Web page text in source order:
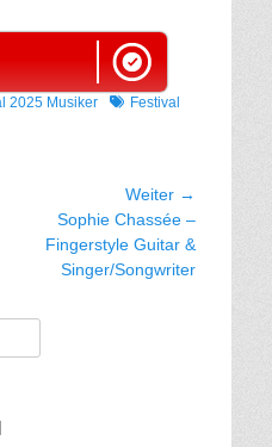
2025 Musiker TagsFestival
Weiter →
Nächster
Beitrag:
Sophie Chassée –
Fingerstyle Guitar &
Singer/Songwriter